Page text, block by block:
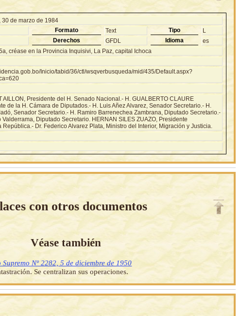
30 de marzo de 1984
Formato Text Tipo
L
Derechos GFDL Idioma
es
créase en la Provincia Inquisivi, La Paz, capital Ichoca
Inicio/tabid/36/ctl/wsqverbusqueda/mid/435/Default.aspx?
AILLON, Presidente del H. Senado Nacional.- H. GUALBERTO CLAURE
de la H. Cámara de Diputados.- H. Luis Añez Alvarez, Senador Secretario.- H.
Senador Secretario.- H. Ramiro Barrenechea Zambrana, Diputado Secretario.-
Valderrama, Diputado Secretario. HERNAN SILES ZUAZO, Presidente
Dr. Federico Alvarez Plata, Ministro del Interior, Migración y Justicia.
con otros documentos
Véase también
Nº 2282, 5 de diciembre de 1950
Se centralizan sus operaciones.